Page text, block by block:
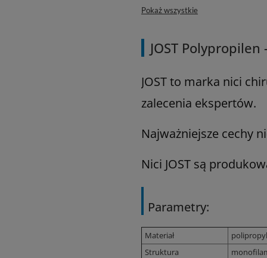
Pokaż wszystkie
JOST
JOST to marka nici
zalecenia ekspertów.
Najważniejsze cechy
Nici JOST są
Parametry:
Materiał
Struktura